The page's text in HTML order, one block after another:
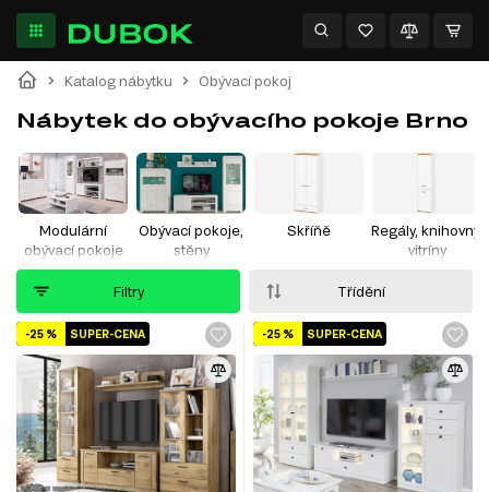
Katalog nábytku Obývací pokoj
Nábytek do obývacího pokoje Brno
Modulární
obývací pokoje
Obývací pokoje,
stěny
Skříňě
Regály, knihovny,
vitríny
Filtry Třídění
SUPER-CENA
-25 % SUPER-CENA
-25 %